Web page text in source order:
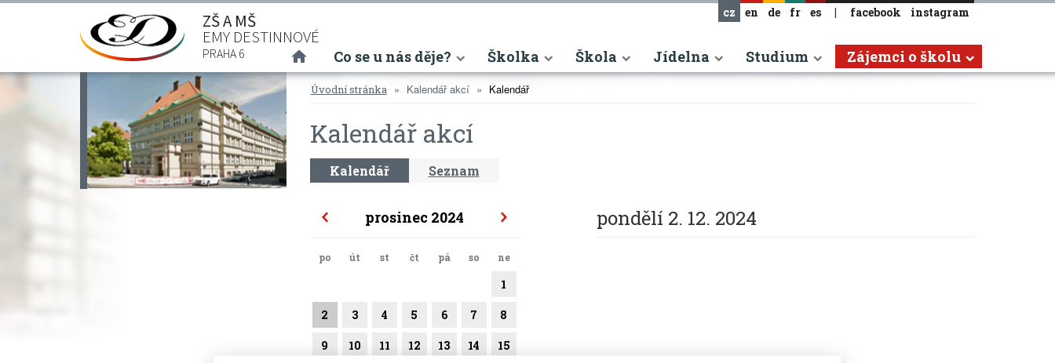
ZŠ A MŠ
EMY DESTINNOVÉ
PRAHA 6
cz en de fr es | facebook instagram
(current)
Co se u nás děje? Školka Škola Jídelna Studium Zájemci o školu
Úvodní stránka Kalendář akcí Kalendář
Kalendář akcí
Kalendář Seznam
prosinec 2024
po út st čt pá so ne
1
2 3 4 5 6 7 8
9 10 11 12 13 14 15
pondělí 2. 12. 2024